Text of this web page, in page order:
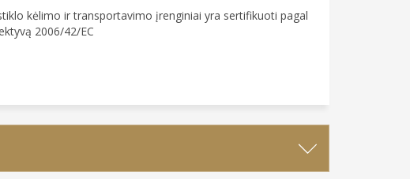
kėlimo ir transportavimo įrenginiai yra sertifikuoti pagal
2006/42/EC